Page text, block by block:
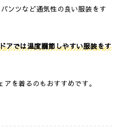
ンツなど通気性の良い服装をす
アでは温度調節しやすい服装をす
を着るのもおすすめです。